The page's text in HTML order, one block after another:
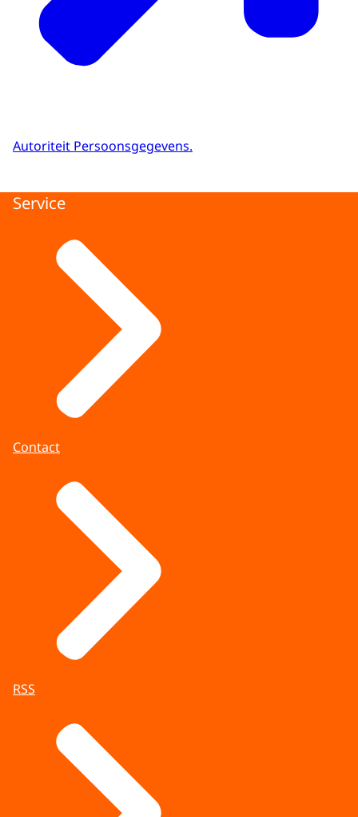
Autoriteit Persoonsgegevens.
Service
Contact
RSS